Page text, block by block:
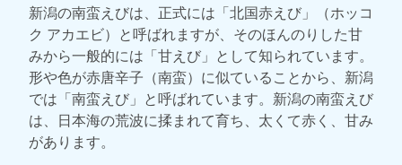
新潟の南蛮えびは、正式には「北国赤えび」（ホッコ
ク アカエビ）と呼ばれますが、そのほんのりした甘
みから一般的には「甘えび」として知られています。
形や色が赤唐辛子（南蛮）に似ていることから、新潟
では「南蛮えび」と呼ばれています。新潟の南蛮えび
は、日本海の荒波に揉まれて育ち、太くて赤く、甘み
があります。